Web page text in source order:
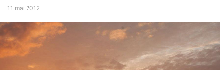
11 mai 2012